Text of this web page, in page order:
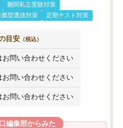
難関私立受験対策
型選抜対策
定期テスト対策
目安 （税込）
お問い合わせください
お問い合わせください
お問い合わせください
編集部からみた